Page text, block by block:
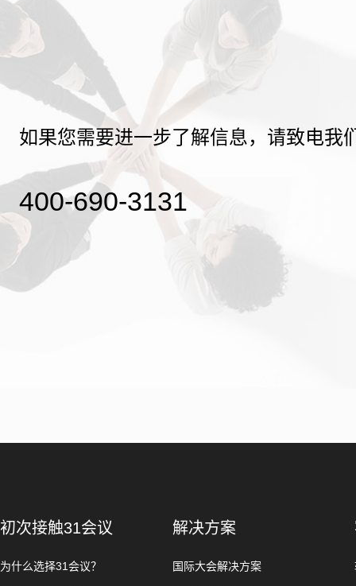
如果您需要进一步了解信息，请致电我
400-690-3131
初次接触31会议
为什么选择31会议？
解决方案
国际大会解决方案